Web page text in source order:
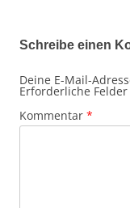
Schreibe einen
Deine E-Mail-
Erforderliche
Kommentar *